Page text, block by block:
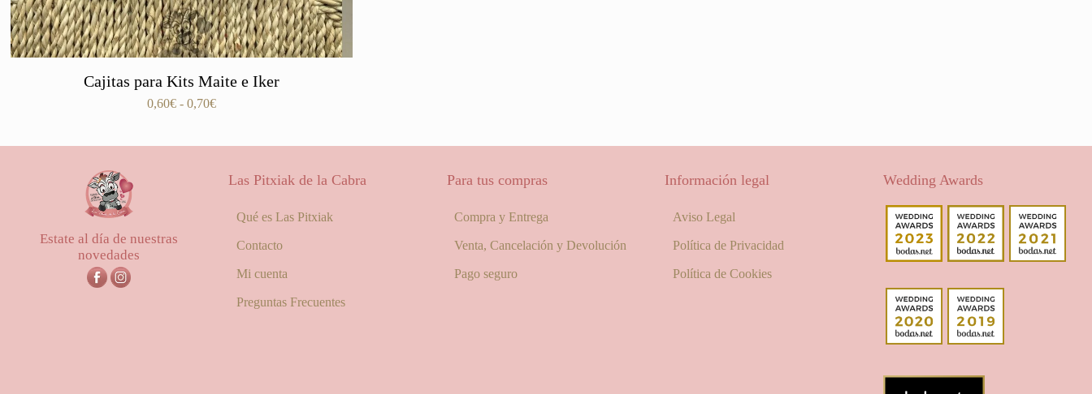
Cajitas para Kits Maite e Iker
0,60€ - 0,70€Rango
hasta
Estate al día de nuestras
novedades
Las Pitxiak de la Cabra
Qué es Las Pitxiak
Contacto
Mi cuenta
Preguntas Frecuentes
Para tus compras
Compra y Entrega
Venta, Cancelación y Devolución
Pago seguro
Información legal
Aviso Legal
Política de Privacidad
Política de Cookies
Wedding Awards